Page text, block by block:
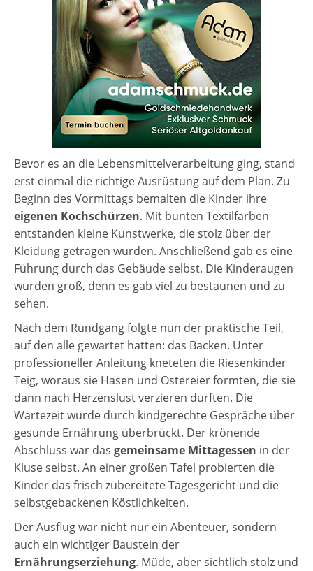
Bevor es an die Lebensmittelverarbeitung ging, stand
erst einmal die richtige Ausrüstung auf dem Plan. Zu
Beginn des Vormittags bemalten die Kinder ihre
eigenen Kochschürzen. Mit bunten Textilfarben
entstanden kleine Kunstwerke, die stolz über der
Kleidung getragen wurden. Anschließend gab es eine
Führung durch das Gebäude selbst. Die Kinderaugen
wurden groß, denn es gab viel zu bestaunen und zu
sehen.
Nach dem Rundgang folgte nun der praktische Teil,
auf den alle gewartet hatten: das Backen. Unter
professioneller Anleitung kneteten die Riesenkinder
Teig, woraus sie Hasen und Ostereier formten, die sie
dann nach Herzenslust verzieren durften. Die
Wartezeit wurde durch kindgerechte Gespräche über
gesunde Ernährung überbrückt. Der krönende
Abschluss war das gemeinsame Mittagessen in der
Kluse selbst. An einer großen Tafel probierten die
Kinder das frisch zubereitete Tagesgericht und die
selbstgebackenen Köstlichkeiten.
Der Ausflug war nicht nur ein Abenteuer, sondern
auch ein wichtiger Baustein der
Ernährungserziehung. Müde, aber sichtlich stolz und